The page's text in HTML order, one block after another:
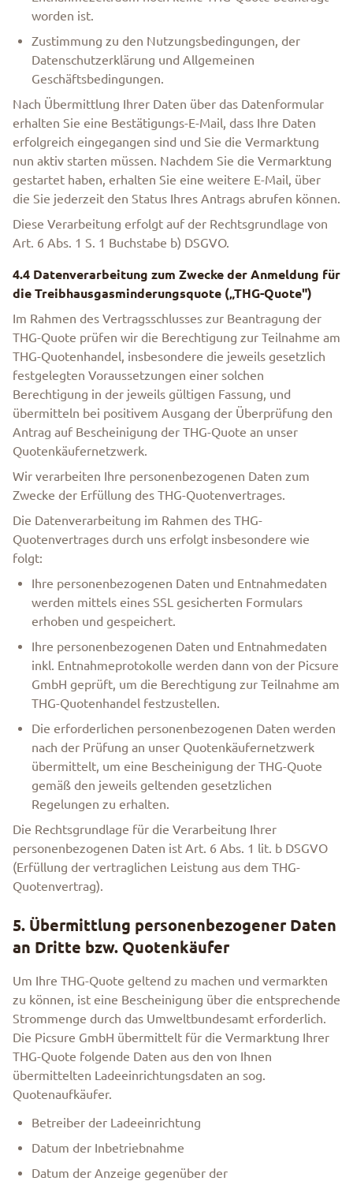
worden ist.
Zustimmung zu den Nutzungsbedingungen, der
Datenschutzerklärung und Allgemeinen
Geschäftsbedingungen.
Nach Übermittlung Ihrer Daten über das Datenformular
erhalten Sie eine Bestätigungs-E-Mail, dass Ihre Daten
erfolgreich eingegangen sind und Sie die Vermarktung
nun aktiv starten müssen. Nachdem Sie die Vermarktung
gestartet haben, erhalten Sie eine weitere E-Mail, über
die Sie jederzeit den Status Ihres Antrags abrufen können.
Diese Verarbeitung erfolgt auf der Rechtsgrundlage von
Art. 6 Abs. 1 S. 1 Buchstabe b) DSGVO.
4.4 Datenverarbeitung zum Zwecke der Anmeldung für
die Treibhausgasminderungsquote („THG-Quote")
Im Rahmen des Vertragsschlusses zur Beantragung der
THG-Quote prüfen wir die Berechtigung zur Teilnahme am
THG-Quotenhandel, insbesondere die jeweils gesetzlich
festgelegten Voraussetzungen einer solchen
Berechtigung in der jeweils gültigen Fassung, und
übermitteln bei positivem Ausgang der Überprüfung den
Antrag auf Bescheinigung der THG-Quote an unser
Quotenkäufernetzwerk.
Wir verarbeiten Ihre personenbezogenen Daten zum
Zwecke der Erfüllung des THG-Quotenvertrages.
Die Datenverarbeitung im Rahmen des THG-
Quotenvertrages durch uns erfolgt insbesondere wie
folgt:
Ihre personenbezogenen Daten und Entnahmedaten
werden mittels eines SSL gesicherten Formulars
erhoben und gespeichert.
Ihre personenbezogenen Daten und Entnahmedaten
inkl. Entnahmeprotokolle werden dann von der Picsure
GmbH geprüft, um die Berechtigung zur Teilnahme am
THG-Quotenhandel festzustellen.
Die erforderlichen personenbezogenen Daten werden
nach der Prüfung an unser Quotenkäufernetzwerk
übermittelt, um eine Bescheinigung der THG-Quote
gemäß den jeweils geltenden gesetzlichen
Regelungen zu erhalten.
Die Rechtsgrundlage für die Verarbeitung Ihrer
personenbezogenen Daten ist Art. 6 Abs. 1 lit. b DSGVO
(Erfüllung der vertraglichen Leistung aus dem THG-
Quotenvertrag).
5. Übermittlung personenbezogener Daten
an Dritte bzw. Quotenkäufer
Um Ihre THG-Quote geltend zu machen und vermarkten
zu können, ist eine Bescheinigung über die entsprechende
Strommenge durch das Umweltbundesamt erforderlich.
Die Picsure GmbH übermittelt für die Vermarktung Ihrer
THG-Quote folgende Daten aus den von Ihnen
übermittelten Ladeeinrichtungsdaten an sog.
Quotenaufkäufer.
Betreiber der Ladeeinrichtung
Datum der Inbetriebnahme
Datum der Anzeige gegenüber der